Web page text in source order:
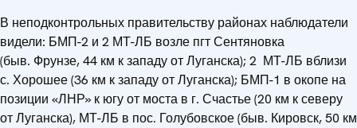
В неподконтрольных правительству районах наблюдатели
видели: БМП-2 и 2 МТ-ЛБ возле пгт Сентяновка
(быв. Фрунзе, 44 км к западу от Луганска); 2 МТ-ЛБ вблизи
с. Хорошее (36 км к западу от Луганска); БМП-1 в окопе на
позиции «ЛНР» к югу от моста в г. Счастье (20 км к северу
от Луганска), МТ-ЛБ в пос. Голубовское (быв. Кировск, 50 км